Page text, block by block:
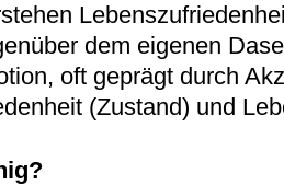
dem eigenen
oft geprägt durch
(Zustand) und